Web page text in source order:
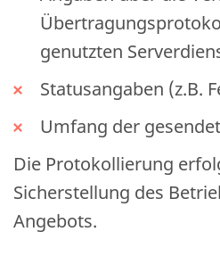
genutzten
Statusangaben (z.B.
Umfang der
Die Protokollierung
Sicherstellung des
Angebots.